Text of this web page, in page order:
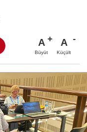
A
Büyüt
A
Küçült